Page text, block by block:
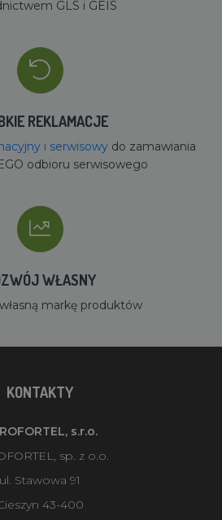
GLS i GEIS
REKLAMACJE
i serwisowydo zamawiania
odbioru serwisowego
WŁASNY
markę produktów
KONTAKTY
s.r.o.
sp. z o.o.
ul. Stawowa 91
43-400